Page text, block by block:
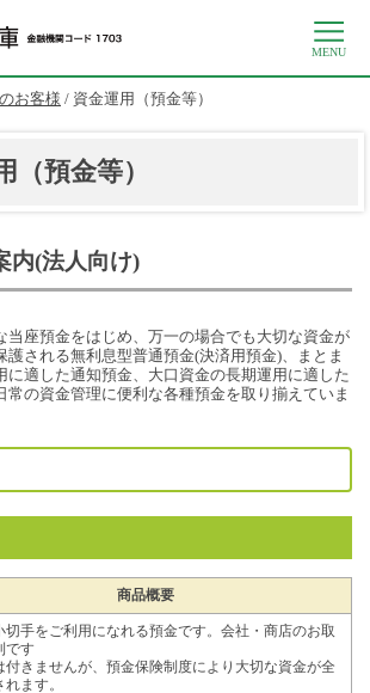
MENU
お客様 / 資金運用（預金等）
（預金等）
内(法人向け)
当座預金をはじめ、万一の場合でも大切な資金が
護される無利息型普通預金(決済用預金)、まとま
に適した通知預金、大口資金の長期運用に適した
常の資金管理に便利な各種預金を取り揃えていま
商品概要
切手をご利用になれる預金です。会社・商店のお取
です
付きませんが、預金保険制度により大切な資金が全
ます。